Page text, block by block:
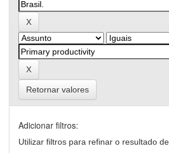
Retornar valores
Adicionar filtros:
Utilizar filtros para refinar o resultado de